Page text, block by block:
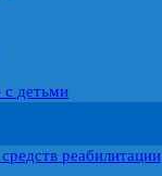
детьми
реабилитации